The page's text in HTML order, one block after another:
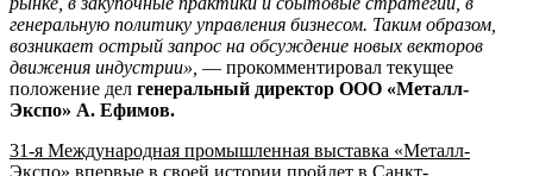
генеральную политику управления бизнесом. Таким образом,
возникает острый запрос на обсуждение новых векторов
движения индустрии», — прокомментировал текущее
положение дел генеральный директор ООО «Металл-
Экспо» А. Ефимов.
31-я Международная промышленная выставка «Металл-
Экспо» впервые в своей истории пройдет в Санкт-